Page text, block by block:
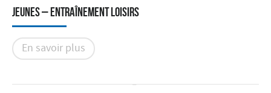
Jeunes – Entraînement loisirs
En savoir plus